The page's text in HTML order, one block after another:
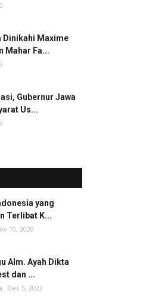
Dinikahi Maxime
Mahar Fa...
Gubernur Jawa
Us...
yang
Terlibat K...
10, 2020
Alm. Ayah Dikta
dan ...
Dec 5, 2022